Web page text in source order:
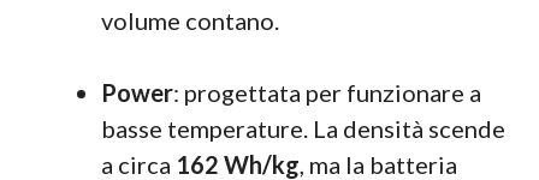
volume contano.
Power: progettata per funzionare a
basse temperature. La densità scende
a circa 162 Wh/kg, ma la batteria